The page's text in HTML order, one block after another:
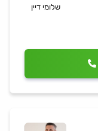
שלומי דיין